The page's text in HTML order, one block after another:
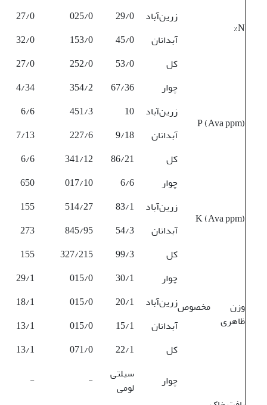
N%
زرین‌آباد
29/0
025/0
27/0
آبدانان
45/0
153/0
32/0
کل
53/0
252/0
27/0
P (Ava ppm)
چوار 67/36
354/2
4/34
زرین‌آباد
10
451/3
6/6
آبدانان
9/18
227/6
7/13
کل
86/21
341/12
6/6
K (Ava ppm)
چوار 6/6
017/10
650
زرین‌آباد
83/1
514/27
155
آبدانان
54/3
845/95
273
کل
99/3
327/215
155
وزن مخصوص
ظاهری
چوار 30/1
015/0
29/1
زرین‌آباد
20/1
015/0
18/1
آبدانان
15/1
015/0
13/1
کل
22/1
071/0
13/1
چوار
سیلتی
لومی
-
-